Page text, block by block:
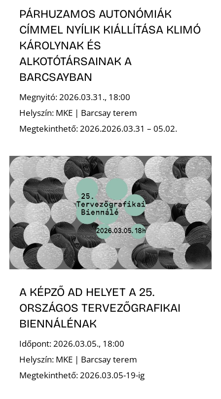
PÁRHUZAMOS AUTONÓMIÁK
CÍMMEL NYÍLIK KIÁLLÍTÁSA KLIMÓ
KÁROLYNAK ÉS
ALKOTÓTÁRSAINAK A
BARCSAYBAN
Megnyitó: 2026.03.31., 18:00
Helyszín: MKE | Barcsay terem
Megtekinthető: 2026.2026.03.31 – 05.02.
A KÉPZŐ AD HELYET A 25.
ORSZÁGOS TERVEZŐGRAFIKAI
BIENNÁLÉNAK
Időpont: 2026.03.05., 18:00
Helyszín: MKE | Barcsay terem
Megtekinthető: 2026.03.05-19-ig